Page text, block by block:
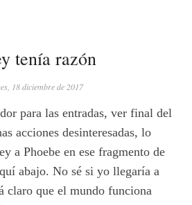
tenía razón
18 diciembre de 2017
para las entradas, ver final del
acciones desinteresadas, lo
a Phoebe en ese fragmento de
abajo. No sé si yo llegaría a
claro que el mundo funciona